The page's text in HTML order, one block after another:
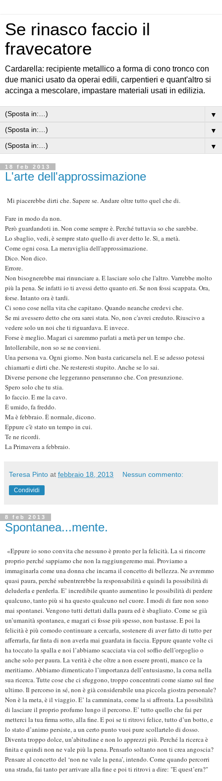
Se rinasco faccio il
fravecatore
Cardarella: recipiente metallico a forma di cono tronco con
due manici usato da operai edili, carpentieri e quant'altro si
accinga a mescolare, impastare materiali usati in edilizia.
▼
▼
▼
18 feb 2013
L'arte dell'approssimazione
Mi piacerebbe dirti che. Sapere se. Andare oltre tutto quel che di.
Fare in modo da non.
Però guardandoti in. Non come sempre è. Perché tuttavia so che sarebbe.
Lo sbaglio, vedi, è sempre stato quello di aver detto le. Sì, a metà.
Come ogni cosa. La meraviglia dell'approssimazione.
Dico. Non dico.
Errore.
Non bisognerebbe mai rinunciare a. E lasciare solo che l'altro. Varrebbe molto
più la pena. Se infatti io ti avessi detto quanto eri. Se non fossi scappata. Ora,
forse. Intanto ora è tardi.
Ci sono cose nella vita che capitano. Quando neanche credevi che.
Se mi avessero detto che ora sarei stata. No, non c'avrei creduto. Riuscivo a
vedere solo un noi che ti riguardava. E invece.
Forse è meglio. Magari ci saremmo parlati a metà per un tempo che.
Intollerabile, non so se ne convieni.
Una persona va. Ogni giorno. Non basta caricarsela nel. E se adesso potessi
chiamarti e dirti che. Ne resteresti stupito. Anche se lo sai.
Diverse persone che leggeranno penseranno che. Con presunzione.
Spero solo che tu stia.
Io faccio. E me la cavo.
È umido, fa freddo.
Ma è febbraio. È normale, dicono.
Eppure c'è stato un tempo in cui.
Te ne ricordi.
La Primavera a febbraio.
Teresa Pinto at febbraio 18, 2013 Nessun commento:
Condividi
8 feb 2013
Spontanea...mente.
«Eppure io sono convita che nessuno è pronto per la felicità. La si rincorre
proprio perché sappiamo che non la raggiungeremo mai. Proviamo a
immaginarla come una donna che incarna il concetto di bellezza. Ne avremmo
quasi paura, perché subentrerebbe la responsabilità e quindi la possibilità di
deluderla e perderla. E’ incredibile quanto aumentino le possibilità di perdere
qualcuno, tanto più si ha questo qualcuno nel cuore. I modi di fare non sono
mai spontanei. Vengono tutti dettati dalla paura ed è sbagliato. Come se già
un’umanità spontanea, e magari ci fosse più spesso, non bastasse. E poi la
felicità è più comodo continuare a cercarla, sostenere di aver fatto di tutto per
afferrarla, far finta di non averla mai guardata in faccia. Eppure quante volte ci
ha toccato la spalla e noi l’abbiamo scacciata via col soffio dell’orgoglio o
anche solo per paura. La verità è che oltre a non essere pronti, manco ce la
meritiamo. Abbiamo dimenticato l’importanza dell’entusiasmo, la corsa nella
sua ricerca. Tutte cose che ci sfuggono, troppo concentrati come siamo sul fine
ultimo. Il percorso in sé, non è già considerabile una piccola giostra personale?
Non è la meta, è il viaggio. E’ la camminata, come la si affronta. La possibilità
di lasciare il proprio profumo lungo il percorso. E’ tutto quello che fai per
metterci la tua firma sotto, alla fine. E poi se ti ritrovi felice, tutto d’un botto, e
lo stato d’animo persiste, a un certo punto vuoi pure scollartelo di dosso.
Diventa troppo dolce, un’abitudine e non lo apprezzi più. Perché la ricerca è
finita e quindi non ne vale più la pena. Pensarlo soltanto non ti crea angoscia?
Pensare al concetto del ‘non ne vale la pena’, intendo. Come quando percorri
una strada, fai tanto per arrivare alla fine e poi ti ritrovi a dire: "E quest’era?"